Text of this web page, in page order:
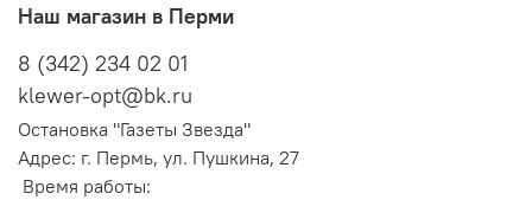
Наш магазин в Перми
8 (342) 234 02 01
klewer-opt@bk.ru
Остановка "Газеты Звезда"
Адрес: г. Пермь, ул. Пушкина, 27
Время работы: